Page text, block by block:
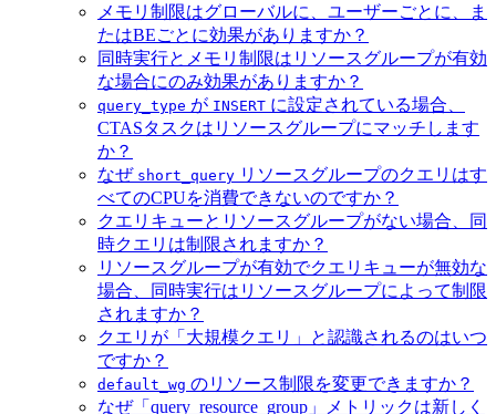
メモリ制限はグローバルに、ユーザーごとに、ま
たはBEごとに効果がありますか？
同時実行とメモリ制限はリソースグループが有効
な場合にのみ効果がありますか？
query_type が INSERT に設定されている場合、
CTASタスクはリソースグループにマッチします
か？
なぜ short_query リソースグループのクエリはす
べてのCPUを消費できないのですか？
クエリキューとリソースグループがない場合、同
時クエリは制限されますか？
リソースグループが有効でクエリキューが無効な
場合、同時実行はリソースグループによって制限
されますか？
クエリが「大規模クエリ」と認識されるのはいつ
ですか？
default_wg のリソース制限を変更できますか？
なぜ「query_resource_group」メトリックは新しく